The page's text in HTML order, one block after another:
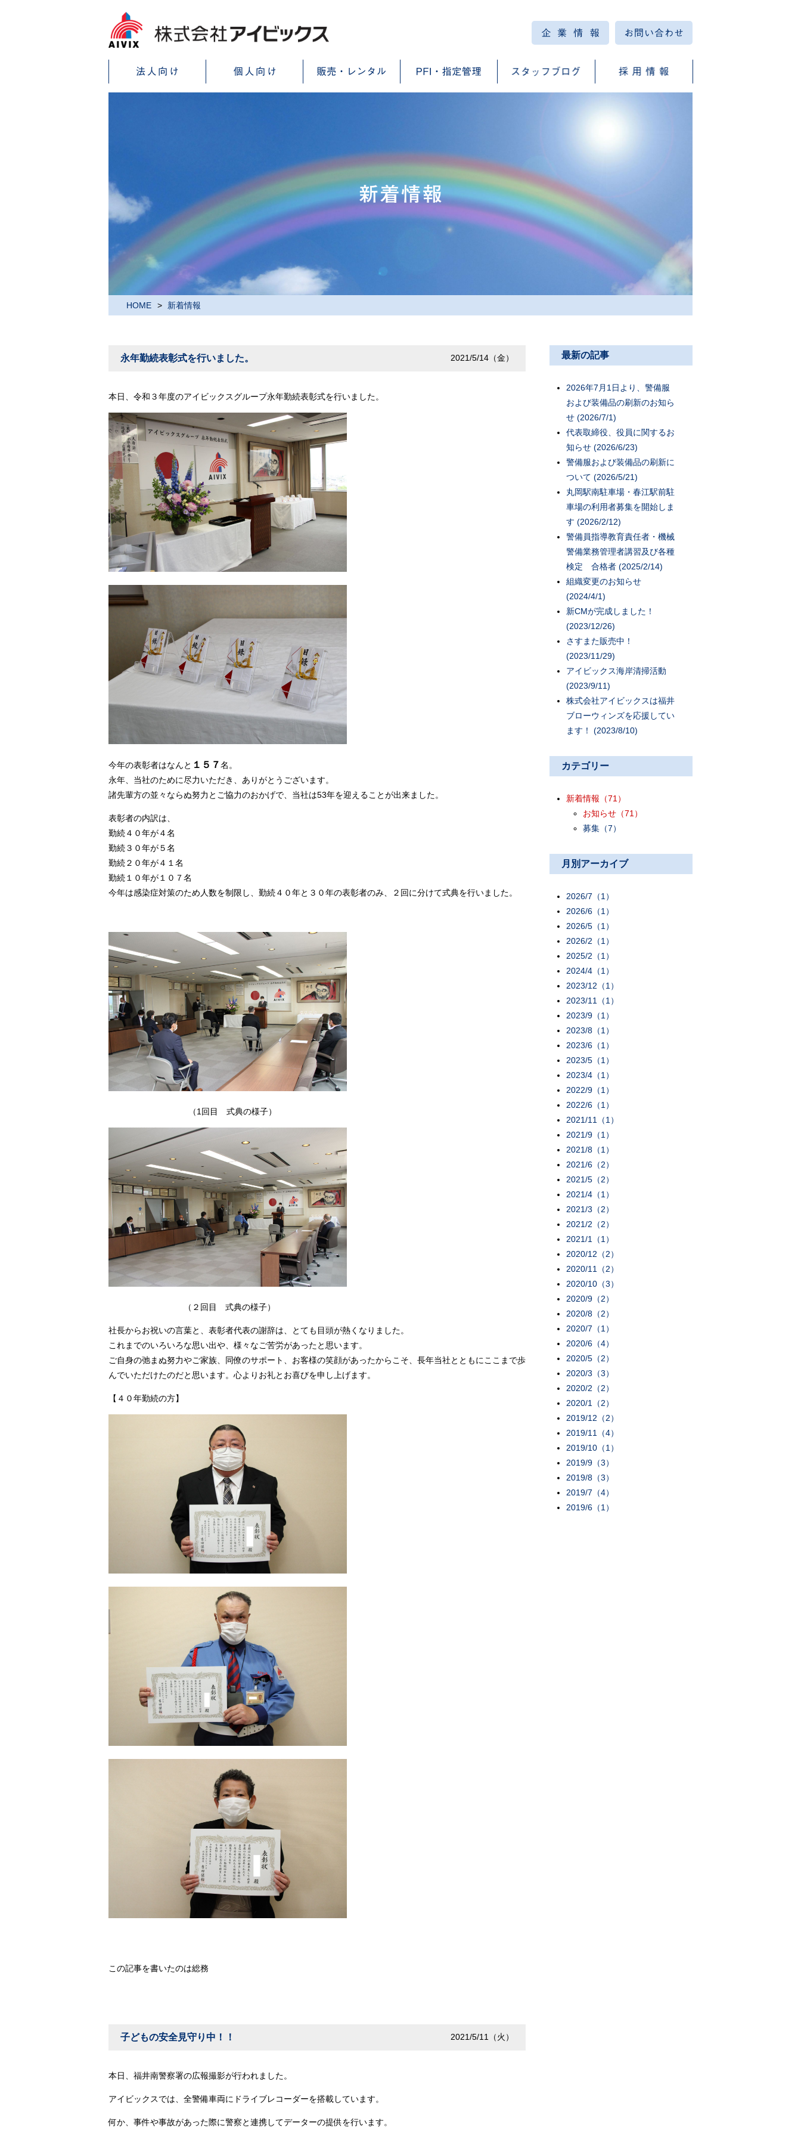
HOME 新着情報
永年勤続表彰式を行いました。 2021/5/14（金）
本日、令和３年度のアイビックスグループ永年勤続表彰式を行いました。
今年の表彰者はなんと １５７名。
永年、当社のために尽力いただき、ありがとうございます。
諸先輩方の並々ならぬ努力とご協力のおかげで、当社は53年を迎えることが出来ました。
表彰者の内訳は、
勤続４０年が４名
勤続３０年が５名
勤続２０年が４１名
勤続１０年が１０７名
今年は感染症対策のため人数を制限し、勤続４０年と３０年の表彰者のみ、２回に分けて式典を行いました。
（1回目 式典の様子）
（２回目 式典の様子）
社長からお祝いの言葉と、表彰者代表の謝辞は、とても目頭が熱くなりました。
これまでのいろいろな思い出や、様々なご苦労があったと思います。
ご自身の弛まぬ努力やご家族、同僚のサポート、お客様の笑顔があったからこそ、長年当社とともにここまで歩
んでいただけたのだと思います。心よりお礼とお喜びを申し上げます。
【４０年勤続の方】
この記事を書いたのは総務
子どもの安全見守り中！！ 2021/5/11（火）
本日、福井南警察署の広報撮影が行われました。
アイビックスでは、全警備車両にドライブレコーダーを搭載しています。
何か、事件や事故があった際に警察と連携してデーターの提供を行います。
最新の記事
2026年7月1日より、警備服
および装備品の刷新のお知ら
せ (2026/7/1)
代表取締役、役員に関するお
知らせ (2026/6/23)
警備服および装備品の刷新に
ついて (2026/5/21)
丸岡駅南駐車場・春江駅前駐
車場の利用者募集を開始しま
す (2026/2/12)
警備員指導教育責任者・機械
警備業務管理者講習及び各種
検定 合格者 (2025/2/14)
組織変更のお知らせ
(2024/4/1)
新CMが完成しました！
(2023/12/26)
さすまた販売中！
(2023/11/29)
アイビックス海岸清掃活動
(2023/9/11)
株式会社アイビックスは福井
ブローウィンズを応援してい
ます！ (2023/8/10)
カテゴリー
新着情報 （71）
お知らせ （71）
募集 （7）
月別アーカイブ
2026/7（1）
2026/6（1）
2026/5（1）
2026/2（1）
2025/2（1）
2024/4（1）
2023/12（1）
2023/11（1）
2023/9（1）
2023/8（1）
2023/6（1）
2023/5（1）
2023/4（1）
2022/9（1）
2022/6（1）
2021/11（1）
2021/9（1）
2021/8（1）
2021/6（2）
2021/5（2）
2021/4（1）
2021/3（2）
2021/2（2）
2021/1（1）
2020/12（2）
2020/11（2）
2020/10（3）
2020/9（2）
2020/8（2）
2020/7（1）
2020/6（4）
2020/5（2）
2020/3（3）
2020/2（2）
2020/1（2）
2019/12（2）
2019/11（4）
2019/10（1）
2019/9（3）
2019/8（3）
2019/7（4）
2019/6（1）